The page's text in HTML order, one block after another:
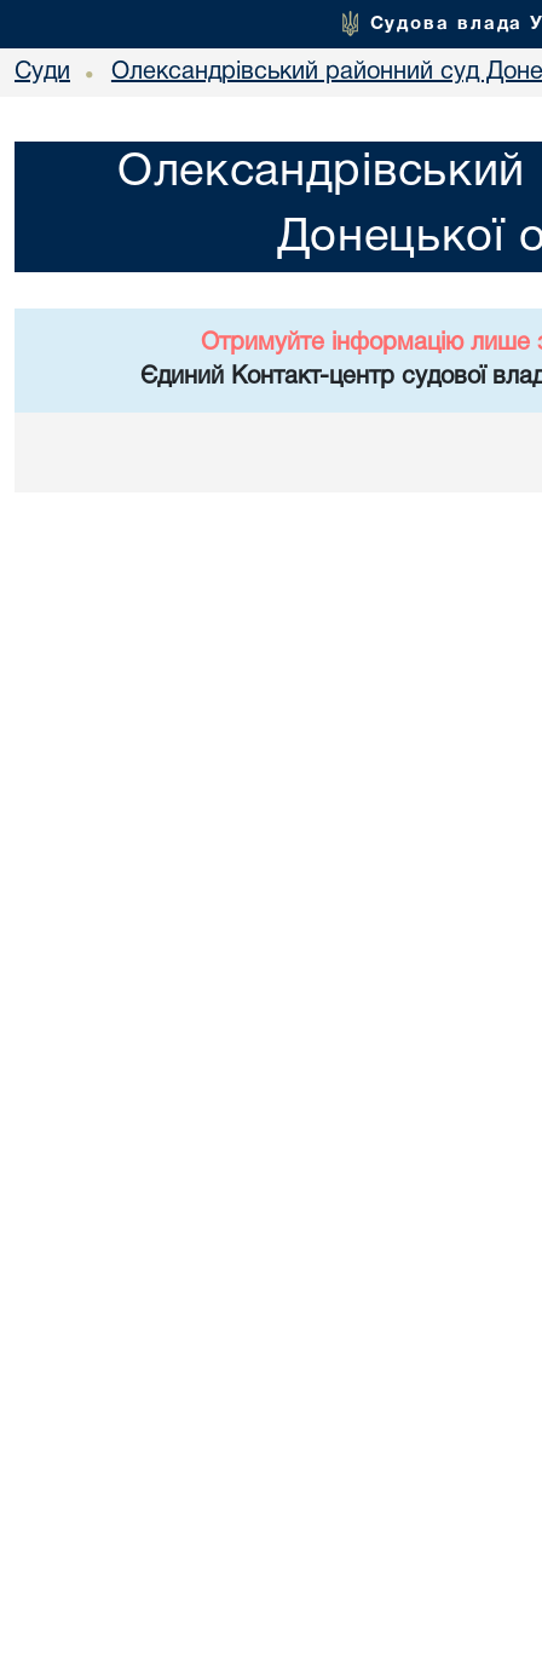
Судова влада
Суди • Олександрівський районний суд
Донецької
Отримуйте інформацію лише
Єдиний Контакт-центр судової